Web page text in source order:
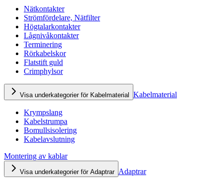
Nätkontakter
Strömfördelare, Nätfilter
Högtalarkontakter
Lågnivåkontakter
Terminering
Rörkabelskor
Flatstift guld
Crimphylsor
Visa underkategorier för Kabelmaterial Kabelmaterial
Krympslang
Kabelstrumpa
Bomullsisolering
Kabelavslutning
Montering av kablar
Visa underkategorier för Adaptrar Adaptrar